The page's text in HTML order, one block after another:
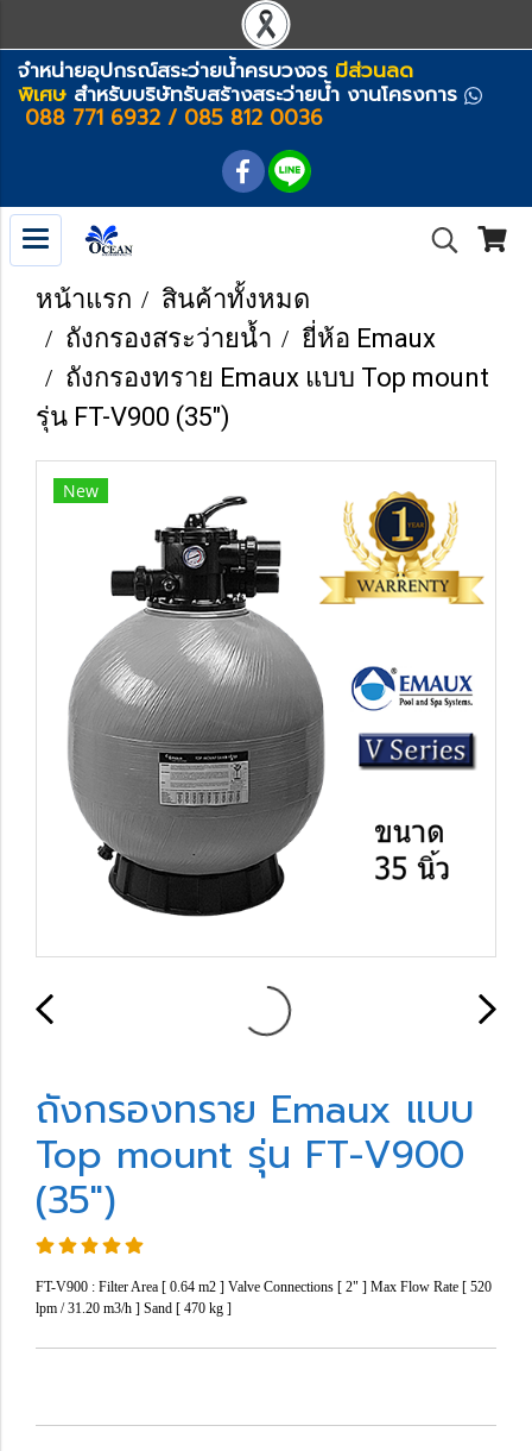
จำหน่ายอุปกรณ์สระว่ายน้ำครบวงจร มีส่วนลด
พิเศษ สำหรับบริษัทรับสร้างสระว่ายน้ำ งานโครงการ
088 771 6932 / 085 812 0036
หน้าแรก
สินค้าทั้งหมด
ถังกรองสระว่ายน้ำ
ยี่ห้อ Emaux
ถังกรองทราย Emaux แบบ Top mount
รุ่น FT-V900 (35")
New
ถังกรองทราย Emaux แบบ
Top mount รุ่น FT-V900
(35")
FT-V900 : Filter Area [ 0.64 m2 ] Valve Connections [ 2" ] Max Flow Rate [ 520
lpm / 31.20 m3/h ] Sand [ 470 kg ]